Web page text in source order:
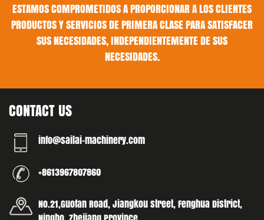
ESTAMOS COMPROMETIDOS A PROPORCIONAR A LOS CLIENTES
PRODUCTOS Y SERVICIOS DE PRIMERA CLASE PARA SATISFACER
SUS NECESIDADES, INDEPENDIENTEMENTE DE SUS
NECESIDADES.
CONTACT US
info@sailai-machinery.com
+8613967807860
No.21,Guofan Road, Jiangkou street, Fenghua District,